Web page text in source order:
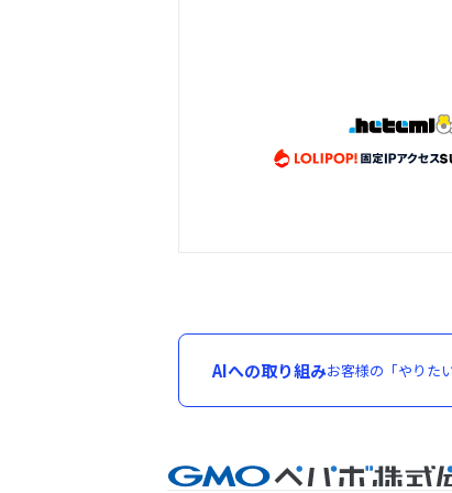
AIへの取り組みお客様の「やりた